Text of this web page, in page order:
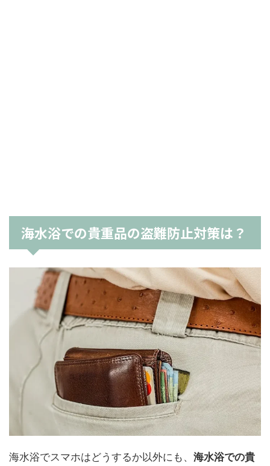
海水浴での貴重品の盗難防止対策は？
海水浴でスマホはどうするか以外にも、 海水浴での貴